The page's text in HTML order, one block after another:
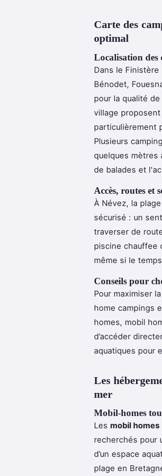
Carte des
optimal
Localisation des
Dans le
Bénodet,
pour la qualité
village
particulièrement
Plusieurs
quelques mètres
de balades et
Accès, routes et
À Névez, la
sécurisé : un
traverser de
piscine chauffee
même si le
Conseils pour
Pour maximiser
home campings
homes, mobil
d’accéder
aquatiques pour
Les
mer
Mobil-homes
Les mobil homes
recherchés pour
d’un espace
plage en